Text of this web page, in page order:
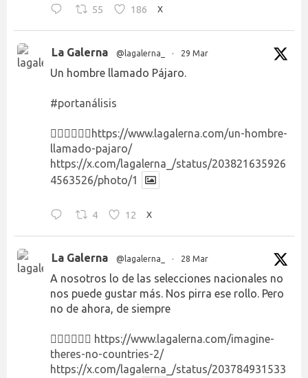
55 186 X
La Galerna @lagalerna_ · 29 Mar
Un hombre llamado Pájaro.
#portanálisis
👉🏻👉🏻👉🏻 https://www.lagalerna.com/un-hombre-
llamado-pajaro/
https://x.com/lagalerna_/status/203821635926
4563526/photo/1
4 12 X
La Galerna @lagalerna_ · 28 Mar
A nosotros lo de las selecciones nacionales no
nos puede gustar más. Nos pirra ese rollo. Pero
no de ahora, de siempre
👉🏻👉🏻👉🏻 https://www.lagalerna.com/imagine-
theres-no-countries-2/
https://x.com/lagalerna_/status/203784931533